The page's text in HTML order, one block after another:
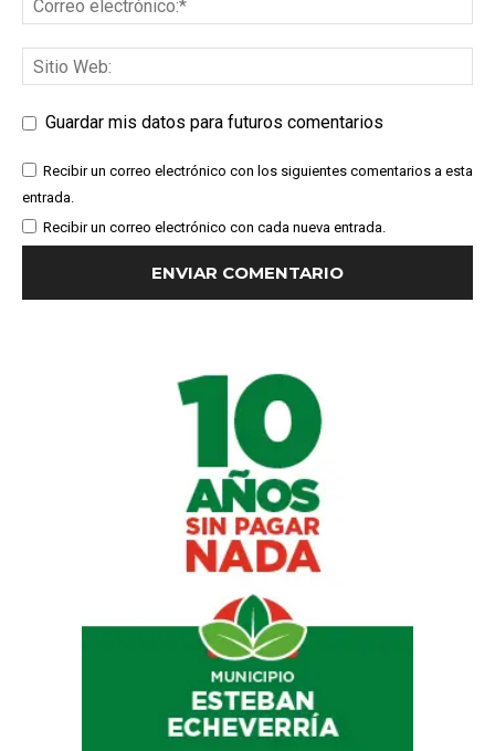
Guardar mis datos para futuros comentarios
Recibir un correo electrónico con los siguientes comentarios a esta
entrada.
Recibir un correo electrónico con cada nueva entrada.